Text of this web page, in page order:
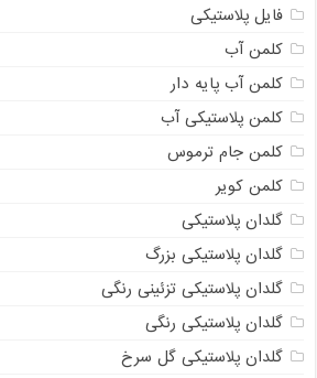
فایل پلاستیکی
کلمن آب
کلمن آب پایه دار
کلمن پلاستیکی آب
کلمن جام ترموس
کلمن کویر
گلدان پلاستیکی
گلدان پلاستیکی بزرگ
گلدان پلاستیکی تزئینی رنگی
گلدان پلاستیکی رنگی
گلدان پلاستیکی گل سرخ